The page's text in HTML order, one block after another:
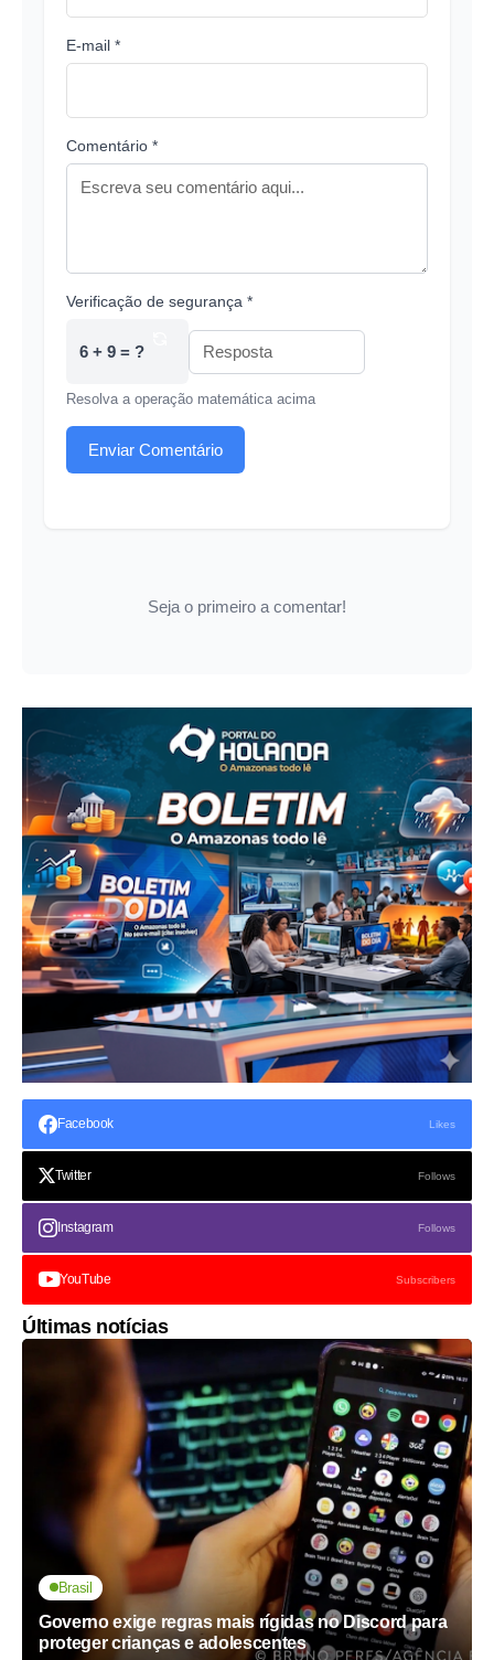
E-mail *
Comentário *
Verificação de segurança *
6 + 9 = ?
Resolva a operação matemática acima
Enviar Comentário
Seja o primeiro a comentar!
Facebook Likes
Twitter Follows
Instagram Follows
YouTube Subscribers
Últimas notícias
Brasil
Governo exige regras mais rígidas no Discord para
proteger crianças e adolescentes